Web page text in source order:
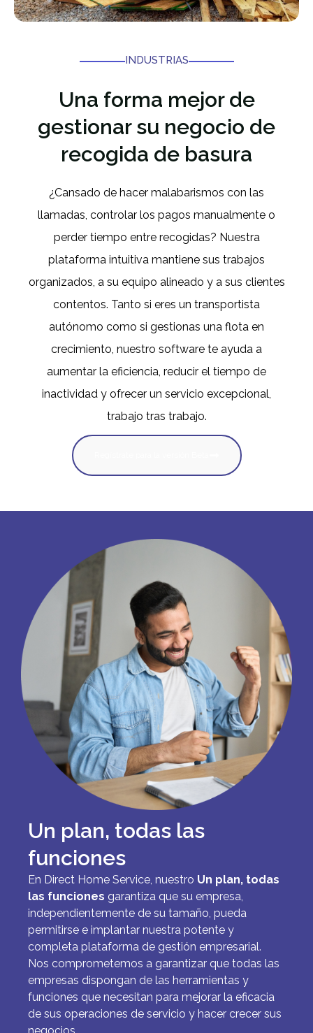
INDUSTRIAS
Una forma mejor de
gestionar su negocio de
recogida de basura
¿Cansado de hacer malabarismos con las
llamadas, controlar los pagos manualmente o
perder tiempo entre recogidas? Nuestra
plataforma intuitiva mantiene sus trabajos
organizados, a su equipo alineado y a sus clientes
contentos. Tanto si eres un transportista
autónomo como si gestionas una flota en
crecimiento, nuestro software te ayuda a
aumentar la eficiencia, reducir el tiempo de
inactividad y ofrecer un servicio excepcional,
trabajo tras trabajo.
Un plan, todas las
funciones
En Direct Home Service, nuestro Un plan, todas
las funciones garantiza que su empresa,
independientemente de su tamaño, pueda
permitirse e implantar nuestra potente y
completa plataforma de gestión empresarial.
Nos comprometemos a garantizar que todas las
empresas dispongan de las herramientas y
funciones que necesitan para mejorar la eficacia
de sus operaciones de servicio y hacer crecer sus
negocios.